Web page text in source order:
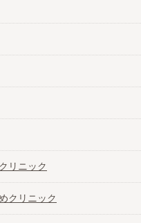
リニック
クリニック